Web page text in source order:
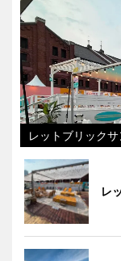
レットブリック
レ